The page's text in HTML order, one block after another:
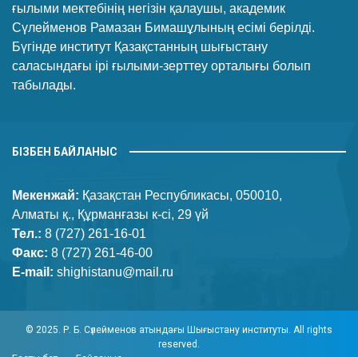
ғылыми мектебінің негізін қалаушы, академик
Сүлейменов Рамазан Бимашұлының есімі берілді.
Бүгінде институт Қазақстанның шығыстану
саласындағы ірі ғылыми-зерттеу орталығы болып
табылады.
БІЗБЕН БАЙЛАНЫС
Мекенжай: Қазақстан Республикасы, 050010,
Алматы қ., Құрманғазы к-сі, 29 үй
Тел.: 8 (727) 261-16-01
Факс: 8 (727) 261-46-00
E-mail: shighistanu@mail.ru
© 2025. Р. Б. Сүлейменов атындағы Шығыстану институты. All rights
reserved.